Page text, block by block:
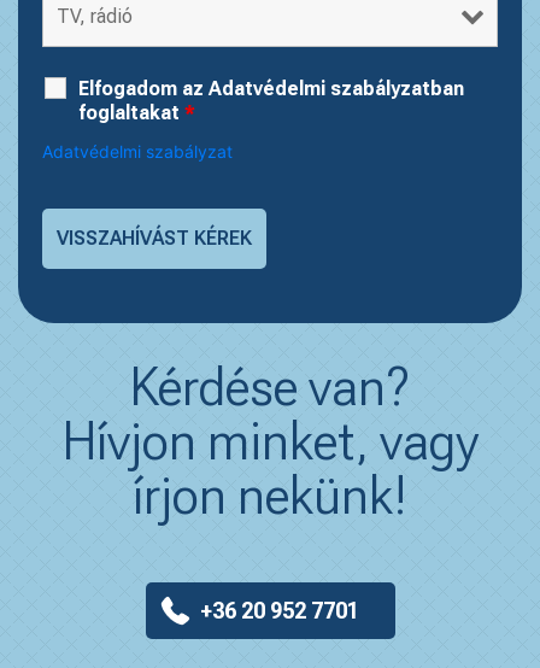
Elfogadom az Adatvédelmi szabályzatban
foglaltakat *
Adatvédelmi szabályzat
Kérdése van?
Hívjon minket, vagy
írjon nekünk!
+36 20 952 7701